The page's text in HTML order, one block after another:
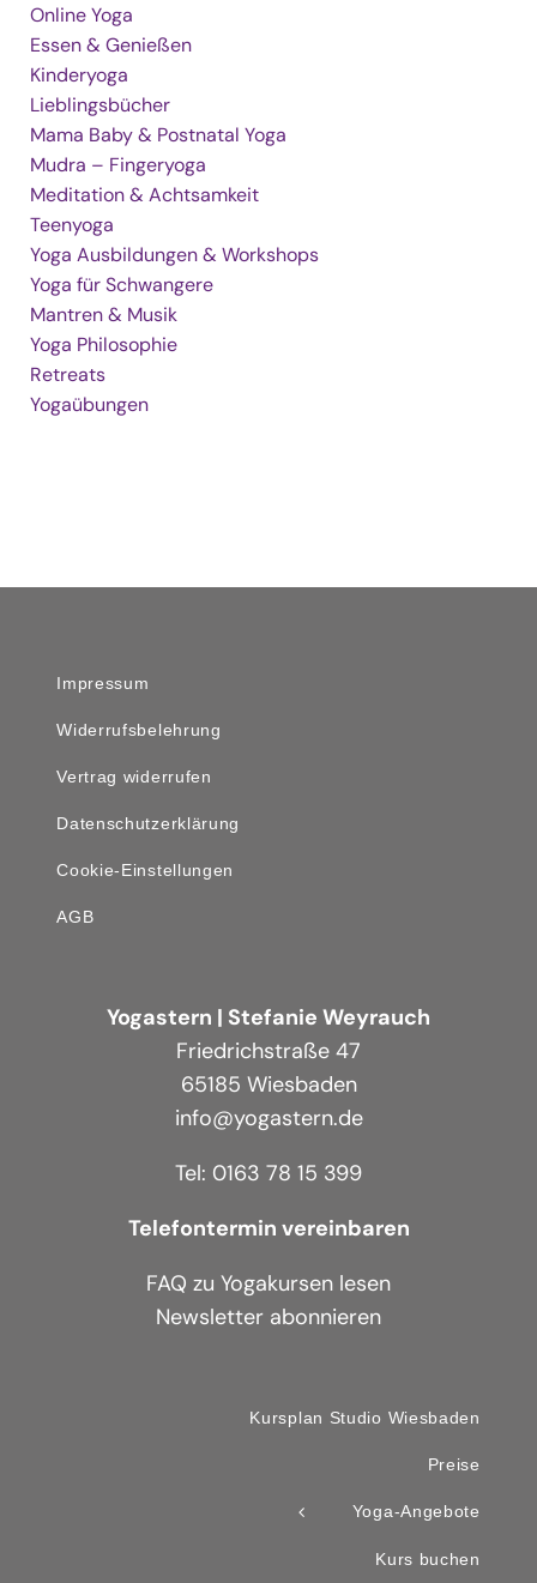
Online Yoga
Essen & Genießen
Kinderyoga
Lieblingsbücher
Mama Baby & Postnatal Yoga
Mudra – Fingeryoga
Meditation & Achtsamkeit
Teenyoga
Yoga Ausbildungen & Workshops
Yoga für Schwangere
Mantren & Musik
Yoga Philosophie
Retreats
Yogaübungen
Impressum
Widerrufsbelehrung
Vertrag widerrufen
Datenschutzerklärung
Cookie-Einstellungen
AGB
Yogastern | Stefanie Weyrauch
Friedrichstraße 47
65185 Wiesbaden
info@yogastern.de
Tel: 0163 78 15 399
Telefontermin vereinbaren
FAQ zu Yogakursen lesen
Newsletter abonnieren
Kursplan Studio Wiesbaden
Preise
Yoga-Angebote
Kurs buchen